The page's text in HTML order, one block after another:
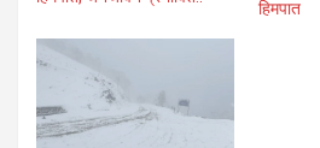
हिमपात